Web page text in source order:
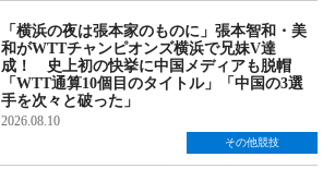
「横浜の夜は張本家のものに」張本智和・美
和がWTTチャンピオンズ横浜で兄妹V達
成！ 史上初の快挙に中国メディアも脱帽
「WTT通算10個目のタイトル」「中国の3選
手を次々と破った」
2026.08.10
その他競技